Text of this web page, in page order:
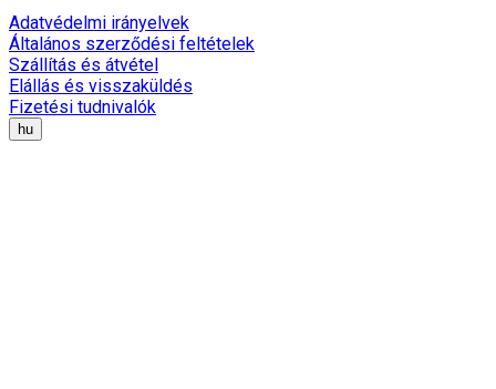
Adatvédelmi irányelvek
Általános szerződési feltételek
Szállítás és átvétel
Elállás és visszaküldés
Fizetési tudnivalók
hu